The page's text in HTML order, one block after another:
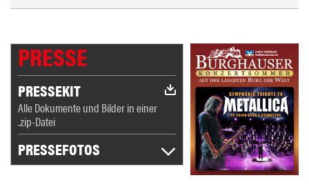
PRESSE
PRESSEKIT
Alle Dokumente und Bilder in einer
.zip-Datei
PRESSEFOTOS